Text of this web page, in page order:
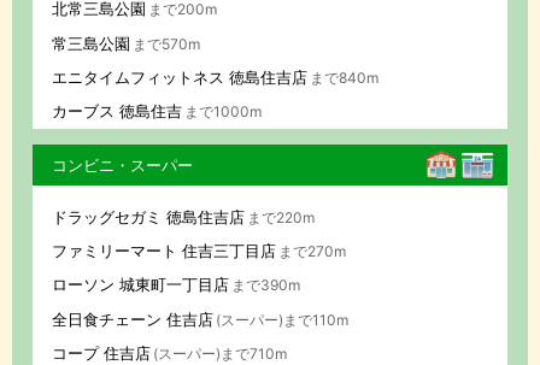
北常三島公園 まで200m
常三島公園 まで570m
エニタイムフィットネス 徳島住吉店 まで840m
カーブス 徳島住吉 まで1000m
コンビニ・スーパー
ドラッグセガミ 徳島住吉店 まで220m
ファミリーマート 住吉三丁目店 まで270m
ローソン 城東町一丁目店 まで390m
全日食チェーン 住吉店 (スーパー)まで110m
コープ 住吉店 (スーパー)まで710m